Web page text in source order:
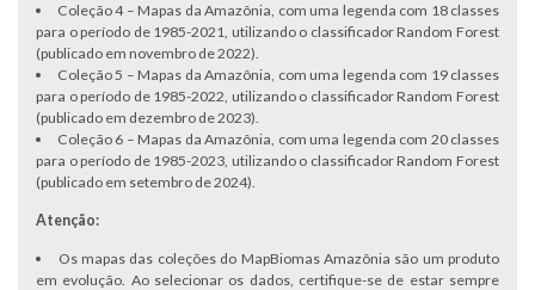
Coleção 4 – Mapas da Amazônia, com uma legenda com 18 classes
para o período de 1985-2021, utilizando o classificador Random Forest
(publicado em novembro de 2022).
Coleção 5 – Mapas da Amazônia, com uma legenda com 19 classes
para o período de 1985-2022, utilizando o classificador Random Forest
(publicado em dezembro de 2023).
Coleção 6 – Mapas da Amazônia, com uma legenda com 20 classes
para o período de 1985-2023, utilizando o classificador Random Forest
(publicado em setembro de 2024).
Atenção:
Os mapas das coleções do MapBiomas Amazônia são um produto
em evolução. Ao selecionar os dados, certifique-se de estar sempre